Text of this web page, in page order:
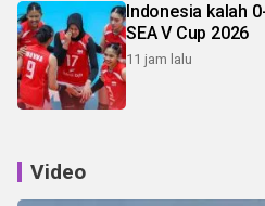
Indonesia kalah
SEA V Cup 2026
11 jam lalu
Video